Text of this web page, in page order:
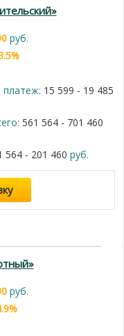
руб.
15 599 - 19 485
561 564 - 701 460
564 - 201 460 руб.
руб.